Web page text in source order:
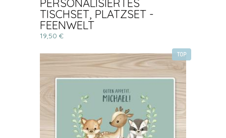
PERSONALISIERTES
TISCHSET, PLATZSET -
FEENWELT
19,50 €
TOP